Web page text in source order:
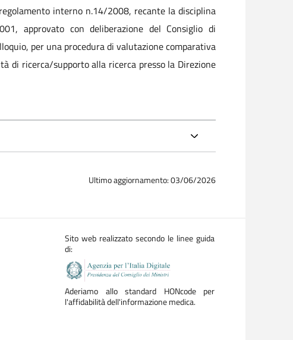
interno n.14/2008, recante la disciplina
approvato con deliberazione del Consiglio di
per una procedura di valutazione comparativa
di ricerca/supporto alla ricerca presso la Direzione
Ultimo aggiornamento: 03/06/2026
Sito web realizzato secondo le linee guida
di:
Aderiamo allo standard HONcode per
l'affidabilità dell'informazione medica.